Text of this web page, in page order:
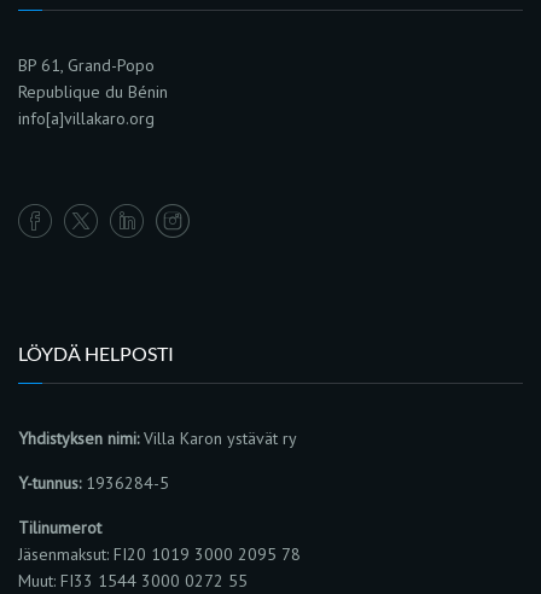
BP 61, Grand-Popo
Republique du Bénin
info[a]villakaro.org
LÖYDÄ HELPOSTI
Yhdistyksen nimi:Villa Karon ystävät ry
Y-tunnus:1936284-5
Tilinumerot
Jäsenmaksut: FI20 1019 3000 2095 78
Muut: FI33 1544 3000 0272 55